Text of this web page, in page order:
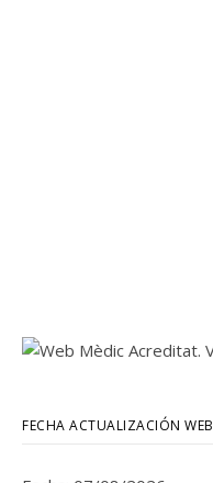
FECHA ACTUALIZACIÓN WEB